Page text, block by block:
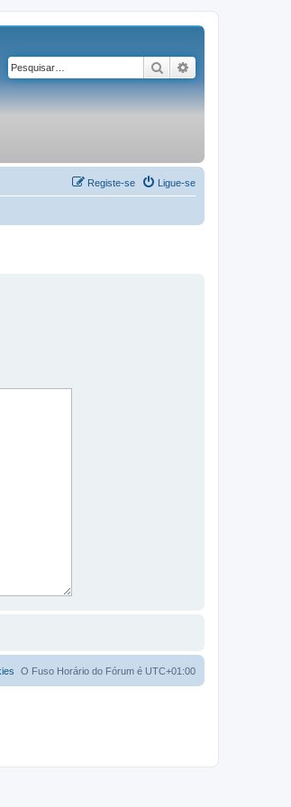
Pesquisar
Ligue-se
Registe-se
O Fuso Horário do Fórum é UTC+01:00